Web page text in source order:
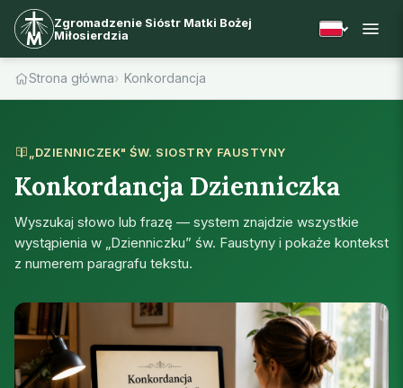
Zgromadzenie Sióstr Matki Bożej
Miłosierdzia
Strona główna Konkordancja
„DZIENNICZEK" ŚW. SIOSTRY FAUSTYNY
Konkordancja Dzienniczka
Wyszukaj słowo lub frazę — system znajdzie wszystkie
wystąpienia w „Dzienniczku” św. Faustyny i pokaże kontekst
z numerem paragrafu tekstu.